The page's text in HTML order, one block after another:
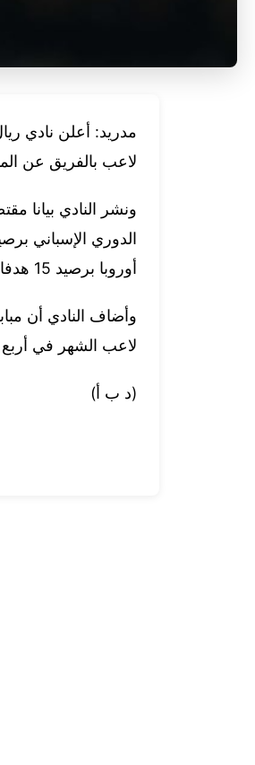
مدريد: أعلن نادي
لاعب بالفريق عن الموسم
ونشر النادي بيانا
أوروبا برصيد 15 هدفا.
لاعب الشهر في
(د ب أ)